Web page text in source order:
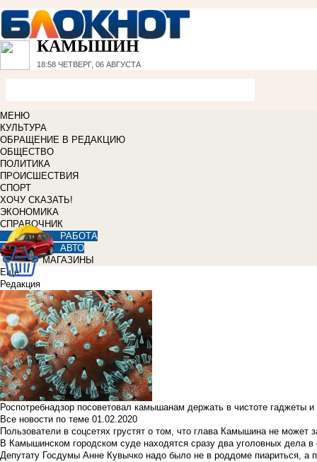
КАМЫШИН
18:58 ЧЕТВЕРГ, 06 АВГУСТА
МЕНЮ
КУЛЬТУРА
ОБРАЩЕНИЕ В РЕДАКЦИЮ
ОБЩЕСТВО
ПОЛИТИКА
ПРОИСШЕСТВИЯ
СПОРТ
ХОЧУ СКАЗАТЬ!
ЭКОНОМИКА
СПРАВОЧНИК
РАБОТА
АВТО
МАГАЗИНЫ
Еще
Редакция
Роспотребнадзор посоветовал камышанам держать в чистоте гаджеты
Все новости по теме 01.02.2020
Пользователи в соцсетях грустят о том, что глава Камышина не может
В Камышинском городском суде находятся сразу два уголовных дела
Депутату Госдумы Анне Кувычко надо было не в роддоме пиариться, а